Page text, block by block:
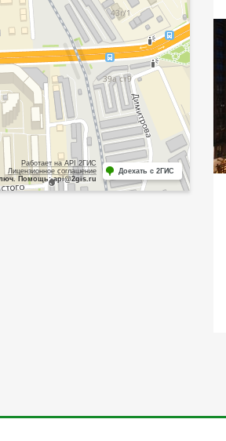
Работает на API 2ГИС
Лицензионное соглашение
Помощь: api@2gis.ru
Доехать с 2ГИС